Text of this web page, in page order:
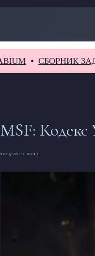
СБОРНИК ЗАДАЧ И
MSF: Кодекс
2025-03-12 00:15